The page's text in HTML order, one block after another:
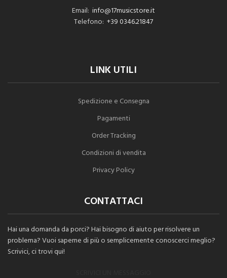
Email: info@17musicstore.it
Telefono: +39 0346.21847
LINK UTILI
Spedizione e Consegna
Pagamenti
Order Tracking
Condizioni di vendita
Privacy Policy
CONTATTACI
Hai una domanda da porci? Hai bisogno di aiuto per risolvere un
problema? Vuoi saperne di più o semplicemente conoscerci meglio?
Scrivici, ci trovi qui!